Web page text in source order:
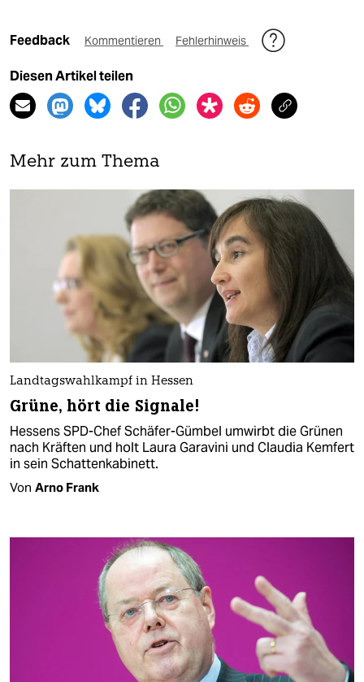
Feedback Kommentieren Fehlerhinweis
Diesen Artikel teilen
Mehr zum Thema
Landtagswahlkampf in Hessen
Grüne, hört die Signale!
Hessens SPD-Chef Schäfer-Gümbel umwirbt die Grünen
nach Kräften und holt Laura Garavini und Claudia Kemfert
in sein Schattenkabinett.
Von Arno Frank